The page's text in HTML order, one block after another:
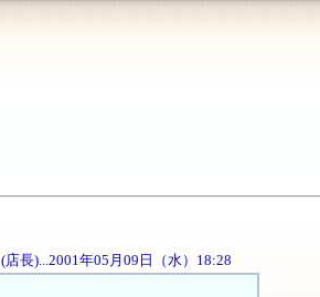
(店長)...2001年05月09日（水）18:28